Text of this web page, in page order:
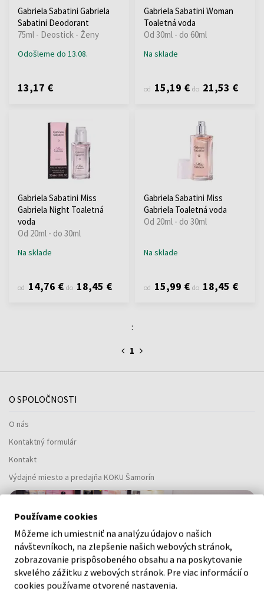
Gabriela Sabatini Gabriela
Sabatini Deodorant
75ml - Deostick - Ženy
Odošleme do 13.08.
13,17 €
Gabriela Sabatini Woman
Toaletná voda
Od 30ml - do 60ml
Na sklade
od 15,19 € do 21,53 €
Gabriela Sabatini Miss
Gabriela Night Toaletná
voda
Od 20ml - do 30ml
Na sklade
od 14,76 € do 18,45 €
Gabriela Sabatini Miss
Gabriela Toaletná voda
Od 20ml - do 30ml
Na sklade
od 15,99 € do 18,45 €
:
1
O SPOLOČNOSTI
O nás
Kontaktný formulár
Kontakt
Výdajné miesto a predajňa KOKU Šamorín
Používame cookies
Môžeme ich umiestniť na analýzu údajov o našich
návštevníkoch, na zlepšenie našich webových stránok,
zobrazovanie prispôsobeného obsahu a na poskytovanie
skvelého zážitku z webových stránok. Pre viac informácií o
cookies používame otvorené nastavenia.